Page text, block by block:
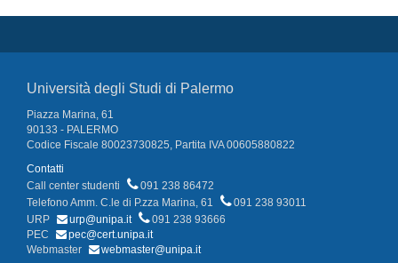
Università degli Studi di Palermo
Piazza Marina, 61
90133 - PALERMO
Codice Fiscale 80023730825, Partita IVA 00605880822
Contatti
Call center studenti
091 238 86472
Telefono Amm. C.le di P.zza Marina, 61
091 238 93011
URP
urp@unipa.it
091 238 93666
PEC
pec@cert.unipa.it
Webmaster
webmaster@unipa.it